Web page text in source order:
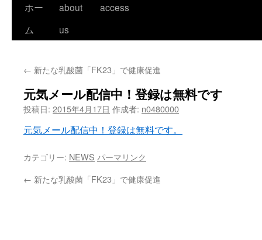
ホー
ム
about
us
access
← 新たな乳酸菌「FK23」で健康促進
元気メール配信中！登録は無料です
投稿日: 2015年4月17日 作成者: n0480000
元気メール配信中！登録は無料です。
カテゴリー: NEWS パーマリンク
← 新たな乳酸菌「FK23」で健康促進